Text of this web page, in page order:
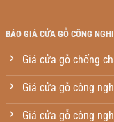
BÁO GIÁ CỬA GỖ CÔNG
Giá cửa gỗ chống
Giá cửa gỗ công
Giá cửa gỗ công